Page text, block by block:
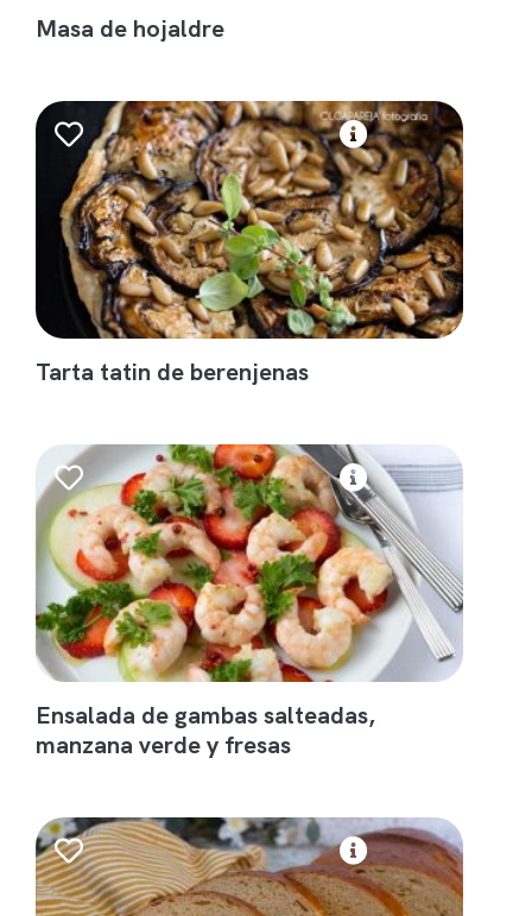
Masa de hojaldre
Tarta tatin de berenjenas
Ensalada de gambas salteadas,
manzana verde y fresas